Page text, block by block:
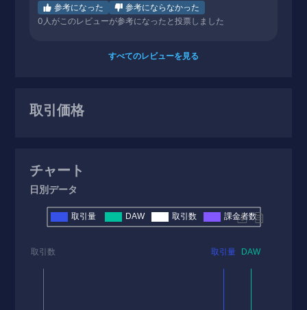
参考になった
参考にならなかった
0 人がこのレビューが参考になったと投票しました
すべてのレビューを見る
取引価格
チャート
日別データ